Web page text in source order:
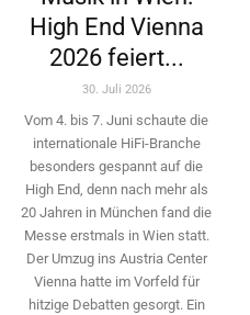
High End Vienna
2026 feiert...
30. Juli 2026
Vom 4. bis 7. Juni schaute die
internationale HiFi-Branche
besonders gespannt auf die
High End, denn nach mehr als
20 Jahren in München fand die
Messe erstmals in Wien statt.
Der Umzug ins Austria Center
Vienna hatte im Vorfeld für
hitzige Debatten gesorgt. Ein